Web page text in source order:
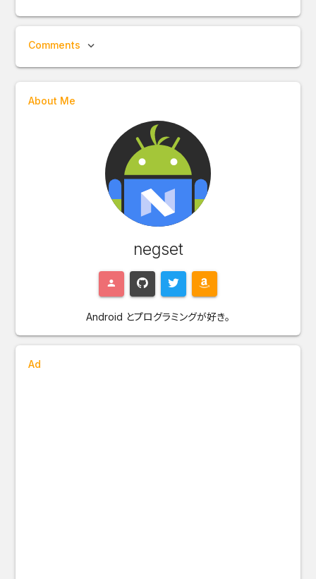
Comments
About Me
negset
Android とプログラミングが好き。
Ad